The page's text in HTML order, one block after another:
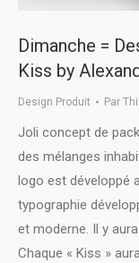
Dimanche =
Kiss by
Design Produit Par
Joli concept de
des mélanges
logo est développé
typographie
et moderne. Il y
Chaque « Kiss »